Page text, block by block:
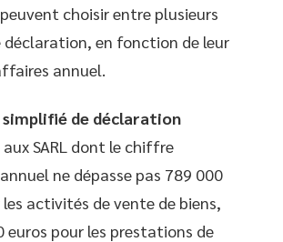
choisir entre plusieurs
déclaration, en fonction de leur
annuel.
de déclaration
aux SARL dont le chiffre
ne dépasse pas 789 000
activités de vente de biens,
euros pour les prestations de